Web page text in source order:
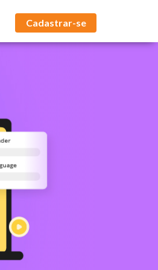
Cadastrar-se